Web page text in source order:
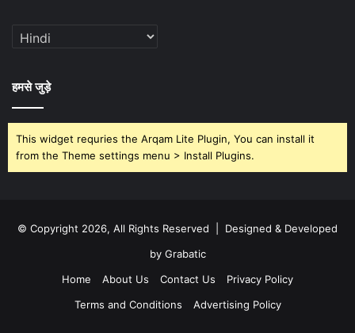
हमसे जुड़े
This widget requries the Arqam Lite Plugin, You can install it
from the Theme settings menu > Install Plugins.
© Copyright 2026, All Rights Reserved | Designed & Developed
by Grabatic
Home
About Us Contact Us
Privacy Policy
Terms and Conditions
Advertising Policy